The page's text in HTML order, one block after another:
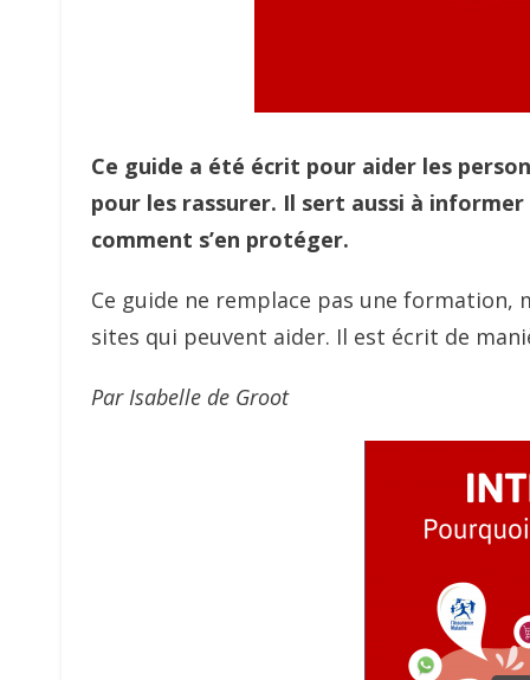
Ce guide a été écrit pour aider les
pour les rassurer. Il sert aussi à
comment s’en protéger.
Ce guide ne remplace pas une formation,
sites qui peuvent aider. Il est écrit de
Par Isabelle de Groot